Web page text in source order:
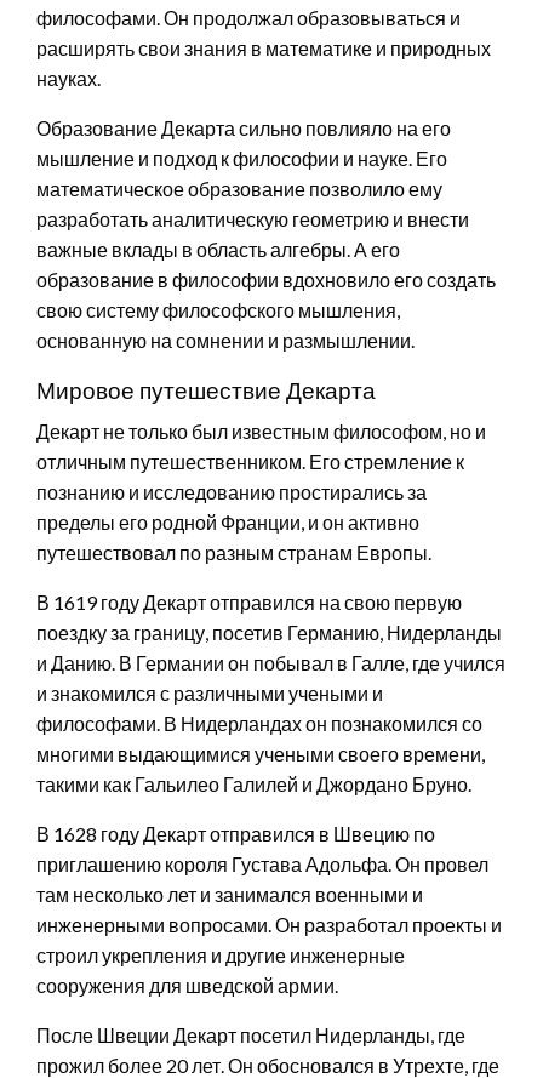
философами. Он продолжал образовываться и
расширять свои знания в математике и природных
науках.
Образование Декарта сильно повлияло на его
мышление и подход к философии и науке. Его
математическое образование позволило ему
разработать аналитическую геометрию и внести
важные вклады в область алгебры. А его
образование в философии вдохновило его создать
свою систему философского мышления,
основанную на сомнении и размышлении.
Мировое путешествие Декарта
Декарт не только был известным философом, но и
отличным путешественником. Его стремление к
познанию и исследованию простирались за
пределы его родной Франции, и он активно
путешествовал по разным странам Европы.
В 1619 году Декарт отправился на свою первую
поездку за границу, посетив Германию, Нидерланды
и Данию. В Германии он побывал в Галле, где учился
и знакомился с различными учеными и
философами. В Нидерландах он познакомился со
многими выдающимися учеными своего времени,
такими как Гальилео Галилей и Джордано Бруно.
В 1628 году Декарт отправился в Швецию по
приглашению короля Густава Адольфа. Он провел
там несколько лет и занимался военными и
инженерными вопросами. Он разработал проекты и
строил укрепления и другие инженерные
сооружения для шведской армии.
После Швеции Декарт посетил Нидерланды, где
прожил более 20 лет. Он обосновался в Утрехте, где